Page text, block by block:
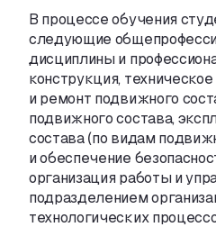
В процессе обучения
следующие
дисциплины и
конструкция,
и ремонт подвижного
подвижного состава,
состава (по видам
и обеспечение
организация работы и
подразделением
технологических